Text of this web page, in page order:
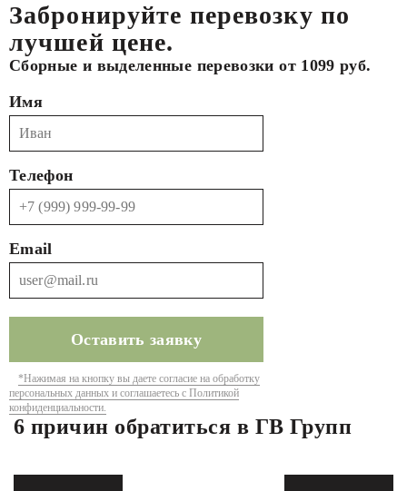
Забронируйте перевозку по
лучшей цене.
Сборные и выделенные перевозки от 1099 руб.
Имя
Телефон
Email
*Нажимая на кнопку вы даете согласие на обработку
персональных данных и соглашаетесь с Политикой
конфиденциальности.
6 причин обратиться в ГВ Групп